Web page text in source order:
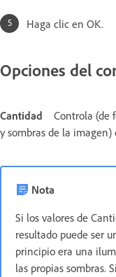
Haga clic en OK.
Opciones del
Cantidad
Controla (de
y sombras de la imagen)
Nota
Si los valores de
resultado puede ser
principio era una
las propias sombras.